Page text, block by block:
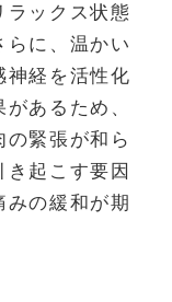
ラックス状態
らに、温かい
神経を活性化
あるため、
緊張が和ら
起こす要因
みの緩和が期